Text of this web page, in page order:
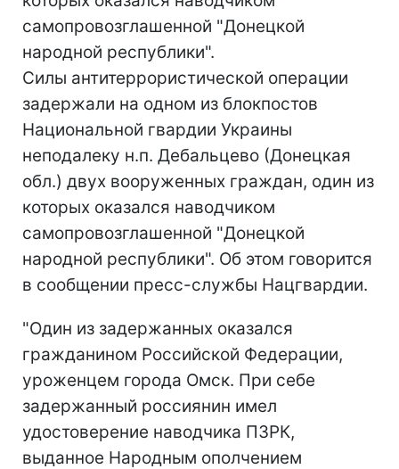
самопровозглашенной "Донецкой
народной республики".
Силы антитеррористической операции
задержали на одном из блокпостов
Национальной гвардии Украины
неподалеку н.п. Дебальцево (Донецкая
обл.) двух вооруженных граждан, один из
которых оказался наводчиком
самопровозглашенной "Донецкой
народной республики". Об этом говорится
в сообщении пресс-службы Нацгвардии.
"Один из задержанных оказался
гражданином Российской Федерации,
уроженцем города Омск. При себе
задержанный россиянин имел
удостоверение наводчика ПЗРК,
выданное Народным ополчением